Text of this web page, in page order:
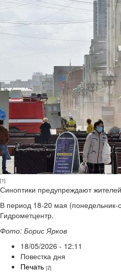
[1]
Синоптики предупреждают
В период 18-20 мая (понедельник-
Гидрометцентр.
Фото: Борис Ярков
18/05/2026 - 12:11
Повестка дня
Печать [2]